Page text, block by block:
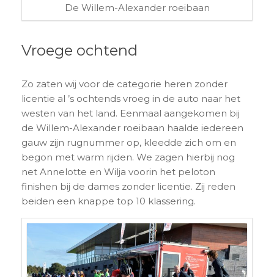
De Willem-Alexander roeibaan
Vroege ochtend
Zo zaten wij voor de categorie heren zonder
licentie al ’s ochtends vroeg in de auto naar het
westen van het land. Eenmaal aangekomen bij
de Willem-Alexander roeibaan haalde iedereen
gauw zijn rugnummer op, kleedde zich om en
begon met warm rijden. We zagen hierbij nog
net Annelotte en Wilja voorin het peloton
finishen bij de dames zonder licentie. Zij reden
beiden een knappe top 10 klassering.